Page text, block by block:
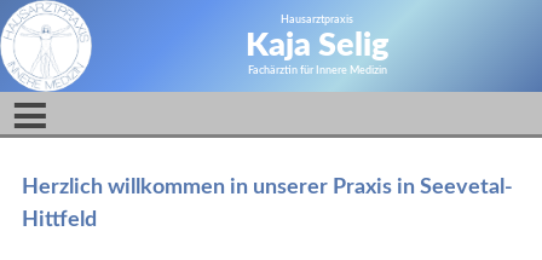
Hausarztpraxis
Kaja Selig
Fachärztin für Innere Medizin
Herzlich willkommen in unserer Praxis in Seevetal-
Hittfeld